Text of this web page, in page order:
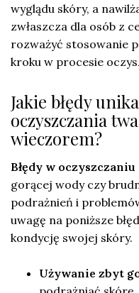
wyglądu skóry, a
zwłaszcza dla osób z
rozważyć stosowanie
kroku w procesie
Jakie błędy
oczyszczania
wieczorem?
Błędy w oczyszczaniu
gorącej wody czy
podrażnień i
uwagę na poniższe
kondycję swojej skóry.
Używanie zbyt